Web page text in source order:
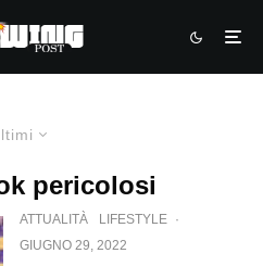
pericolosi
ATTUALITÀ LIFESTYLE ·
GIUGNO 29, 2022